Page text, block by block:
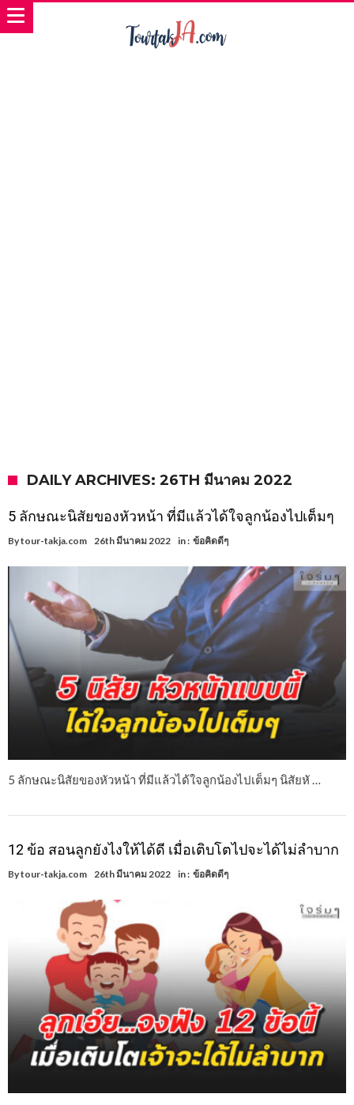
DAILY ARCHIVES: 26TH มีนาคม 2022
5 ลักษณะนิสัยของหัวหน้า ที่มีแล้วได้ใจลูกน้องไปเต็มๆ
Bytour-takja.com 26th มีนาคม 2022 in : ข้อคิดดีๆ
5 ลักษณะนิสัยของหัวหน้า ที่มีแล้วได้ใจลูกน้องไปเต็มๆ นิสัยหั …
12 ข้อ สอนลูกยังไงให้ได้ดี เมื่อเติบโตไปจะได้ไม่ลำบาก
Bytour-takja.com 26th มีนาคม 2022 in : ข้อคิดดีๆ